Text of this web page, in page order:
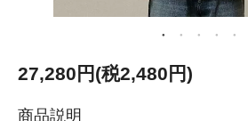
27,280円(税2,480円)
商品説明